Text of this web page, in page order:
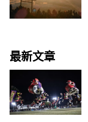
最新文章